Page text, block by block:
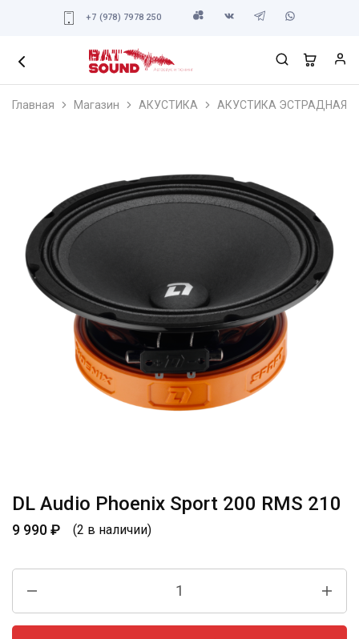
+7 (978) 7978 250
Главная Магазин АКУСТИКА АКУСТИКА ЭСТРАДНАЯ
DL Audio Phoenix Sport 200 RMS 210
9 990₽ (2 в наличии)